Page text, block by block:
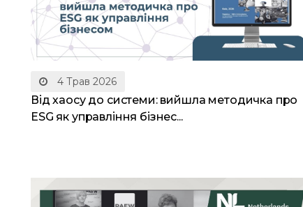
4 Трав 2026
Від хаосу до системи: вийшла методичка про
ESG як управління бізнес...